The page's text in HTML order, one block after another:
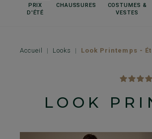
PRIX
D'ÉTÉ
CHAUSSURES
COSTUMES &
VESTES
Accueil Looks Look Printemps -
LOOK